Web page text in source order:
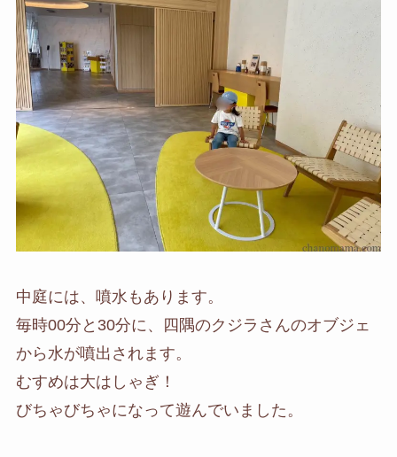
中庭には、噴水もあります。
毎時00分と30分に、四隅のクジラさんのオブジェ
から水が噴出されます。
むすめは大はしゃぎ！
びちゃびちゃになって遊んでいました。